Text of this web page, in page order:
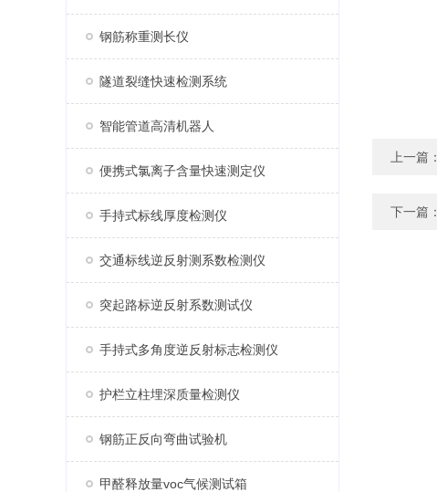
钢筋称重测长仪
隧道裂缝快速检测系统
智能管道高清机器人
便携式氯离子含量快速测定仪
手持式标线厚度检测仪
交通标线逆反射测系数检测仪
突起路标逆反射系数测试仪
手持式多角度逆反射标志检测仪
护栏立柱埋深质量检测仪
钢筋正反向弯曲试验机
甲醛释放量voc气候测试箱
上一篇：
下一篇：